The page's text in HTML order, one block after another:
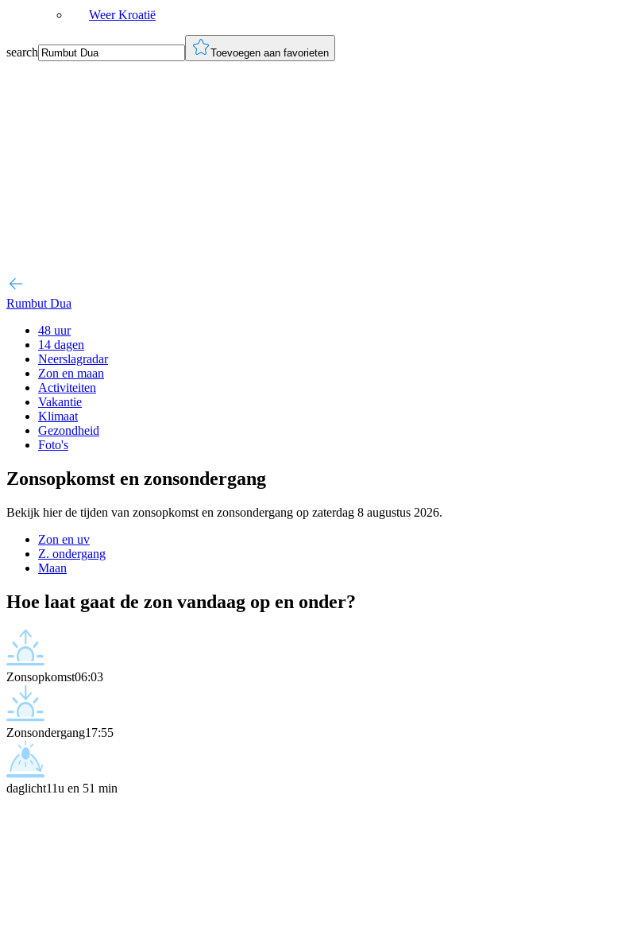
Weer Kroatië
search Toevoegen aan favorieten
Rumbut Dua
48 uur
14 dagen
Neerslagradar
Zon en maan
Activiteiten
Vakantie
Klimaat
Gezondheid
Foto's
Zonsopkomst en zonsondergang
Bekijk hier de tijden van zonsopkomst en zonsondergang op zaterdag 8 augustus 2026.
Zon en uv
Z. ondergang
Maan
Hoe laat gaat de zon vandaag op en onder?
Zonsopkomst06:03
Zonsondergang17:55
daglicht11u en 51 min